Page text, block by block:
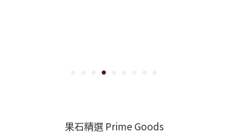
果石精選 Prime Goods